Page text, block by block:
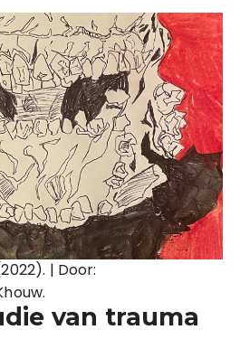
| Door:
van trauma